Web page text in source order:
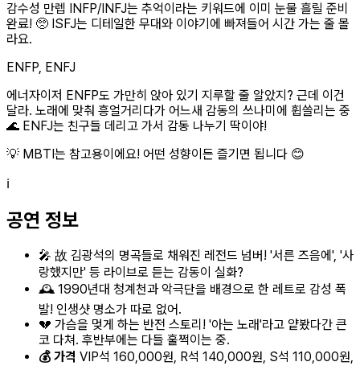
감수성 만렙 INFP/INFJ는 추억이라는 키워드에 이미 눈물 흘릴 준비
완료! 🥺 ISFJ는 디테일한 무대와 이야기에 빠져들어 시간 가는 줄 몰
라요.
ENFP, ENFJ
에너자이저 ENFP도 가만히 앉아 있기 지루할 줄 알았지? 근데 이건
달라. 노래에 맞춰 흥얼거리다가 어느새 감동의 쓰나미에 휩쓸리는 중
🌊 ENFJ는 친구들 데리고 가서 감동 나누기 딱이야!
💡 MBTI는 참고용이에요! 어떤 성향이든 즐기면 됩니다 😊
ℹ️
공연 정보
🎤 故 김광석의 명곡들로 채워진 레전드 넘버! '서른 즈음에', '사
랑했지만' 등 라이브로 듣는 감동이 실화?
🕰️ 1990년대 청계천과 악극단을 배경으로 한 레트로 감성 폭
발! 인생샷 명소가 따로 없어.
💔 가슴을 멎게 하는 반전 스토리! '아는 노래'라고 얕봤다간 큰
코 다쳐. 후반부에는 다들 훌쩍이는 중.
💰 가격 VIP석 160,000원, R석 140,000원, S석 110,000원,